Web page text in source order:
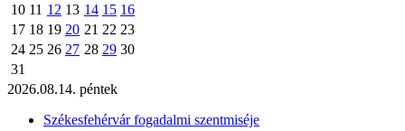
10 11 12 13 14 15 16
17 18 19 20 21 22 23
24 25 26 27 28 29 30
31
2026.08.14. péntek
Székesfehérvár fogadalmi szentmiséje